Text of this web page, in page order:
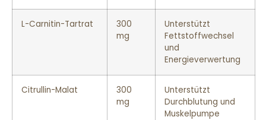
L-Carnitin-Tartrat
300
mg
Unterstützt
Fettstoffwechsel
und
Energieverwertung
Citrullin-Malat
300
mg
Unterstützt
Durchblutung und
Muskelpumpe